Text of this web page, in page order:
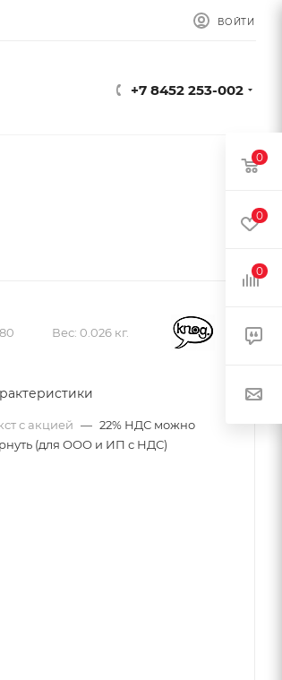
ВОЙТИ
+7 8452 253-002
Вес: 0.026 кг.
с акцией — 22% НДС можно
(для ООО и ИП с НДС)
0
0
0